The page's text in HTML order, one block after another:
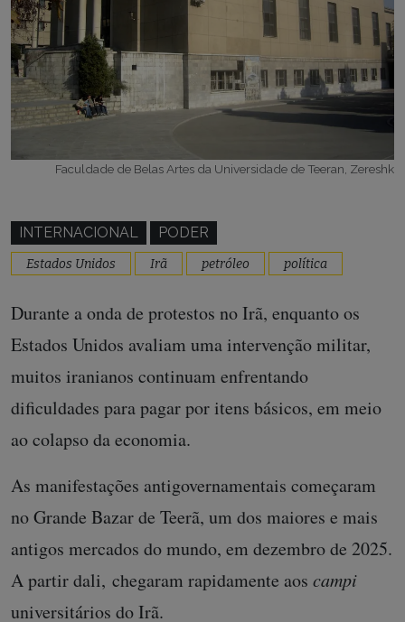
Faculdade de Belas Artes da Universidade de Teeran, Zereshk
INTERNACIONAL PODER
Estados Unidos Irã petróleo política
Durante a onda de protestos no Irã, enquanto os
Estados Unidos avaliam uma intervenção militar,
muitos iranianos continuam enfrentando
dificuldades para pagar por itens básicos, em meio
ao colapso da economia.
As manifestações antigovernamentais começaram
no Grande Bazar de Teerã, um dos maiores e mais
antigos mercados do mundo, em dezembro de 2025.
A partir dali, chegaram rapidamente aos campi
universitários do Irã.